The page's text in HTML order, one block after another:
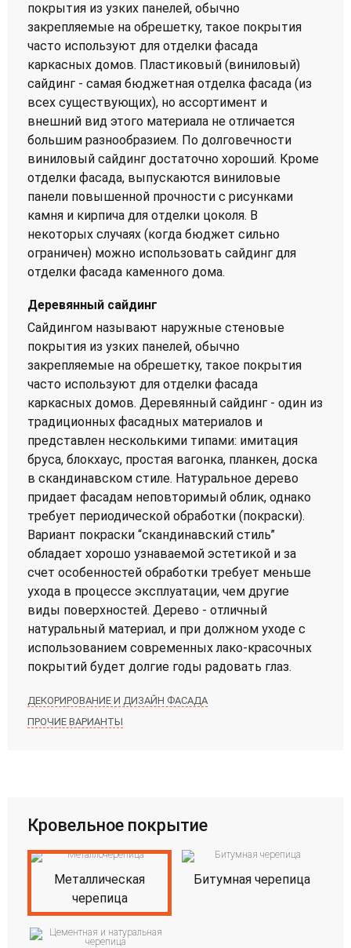
покрытия из узких панелей, обычно
закрепляемые на обрешетку, такое покрытия
часто используют для отделки фасада
каркасных домов. Пластиковый (виниловый)
сайдинг - самая бюджетная отделка фасада (из
всех существующих), но ассортимент и
внешний вид этого материала не отличается
большим разнообразием. По долговечности
виниловый сайдинг достаточно хороший. Кроме
отделки фасада, выпускаются виниловые
панели повышенной прочности с рисунками
камня и кирпича для отделки цоколя. В
некоторых случаях (когда бюджет сильно
ограничен) можно использовать сайдинг для
отделки фасада каменного дома.
Деревянный сайдинг
Сайдингом называют наружные стеновые
покрытия из узких панелей, обычно
закрепляемые на обрешетку, такое покрытия
часто используют для отделки фасада
каркасных домов. Деревянный сайдинг - один из
традиционных фасадных материалов и
представлен несколькими типами: имитация
бруса, блокхаус, простая вагонка, планкен, доска
в скандинавском стиле. Натуральное дерево
придает фасадам неповторимый облик, однако
требует периодической обработки (покраски).
Вариант покраски “скандинавский стиль”
обладает хорошо узнаваемой эстетикой и за
счет особенностей обработки требует меньше
ухода в процессе эксплуатации, чем другие
виды поверхностей. Дерево - отличный
натуральный материал, и при должном уходе с
использованием современных лако-красочных
покрытий будет долгие годы радовать глаз.
ДЕКОРИРОВАНИЕ И ДИЗАЙН ФАСАДА
ПРОЧИЕ ВАРИАНТЫ
Кровельное покрытие
Металлическая
черепица
Битумная черепица